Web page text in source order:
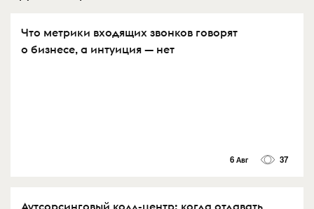
Что метрики входящих звонков говорят
о бизнесе, а интуиция — нет
6 Авг 37
Аутсорсинговый колл-центр: когда отдавать